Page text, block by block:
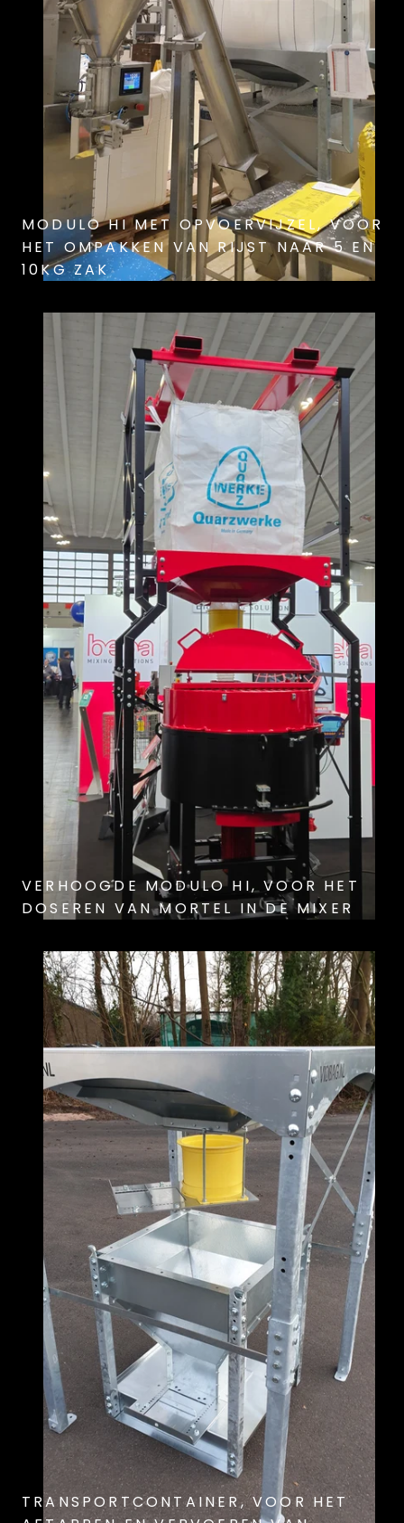
MODULO HI MET OPVOERVIJZEL, VOOR
HET OMPAKKEN VAN RIJST NAAR 5 EN
10KG ZAK
VERHOOGDE MODULO HI, VOOR HET
DOSEREN VAN MORTEL IN DE MIXER
TRANSPORTCONTAINER, VOOR HET